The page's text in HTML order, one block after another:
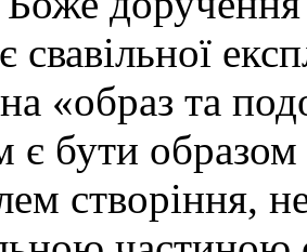
свавільної
«образ та
є бути
створіння,